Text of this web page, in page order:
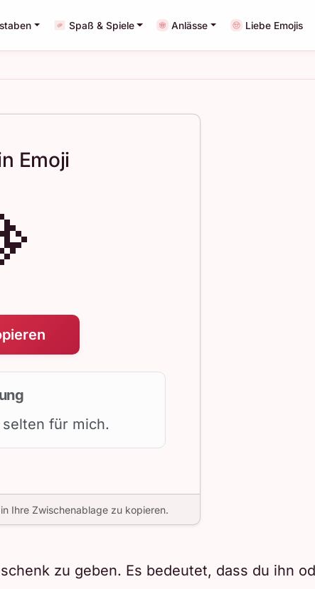
Spaß & Spiele Anlässe Liebe Emojis
Emoji
für mich.
Ihre Zwischenablage zu kopieren.
zu geben. Es bedeutet, dass du ihn